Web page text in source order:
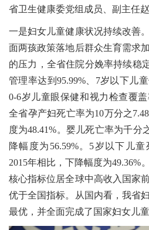
省卫生健康委党组成员、副主任赵
一是妇女儿童健康状况持续改善
面两孩政策落地后群众生育需求
的压力，全省住院分娩率持续稳
管理率达到95.99%、7岁以下儿
0-6岁儿童眼保健和视力检查覆盖
全省孕产妇死亡率为10万分之
度为48.41%。婴儿死亡率为千分
降幅度为56.59%。5岁以下儿
2015年相比，下降幅度为49.36%
核心指标位居全球中高收入国家
优于全国指标。从国内看，我省
最优，并全面完成了国家妇女儿童